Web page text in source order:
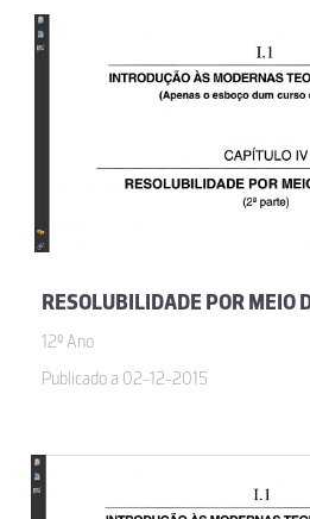
12º Ano
Publicado a 02-12-2015